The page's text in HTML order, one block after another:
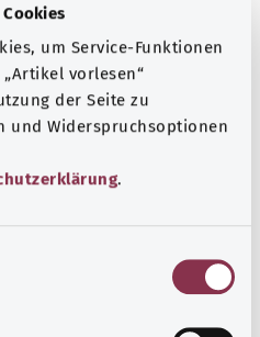
um Service-Funktionen
vorlesen“
der Seite zu
und Widerspruchsoptionen
.